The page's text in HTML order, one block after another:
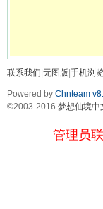
联系我们 无图版 手机浏
Powered by Chnteam
©2003-2016 梦想仙境中
管理员